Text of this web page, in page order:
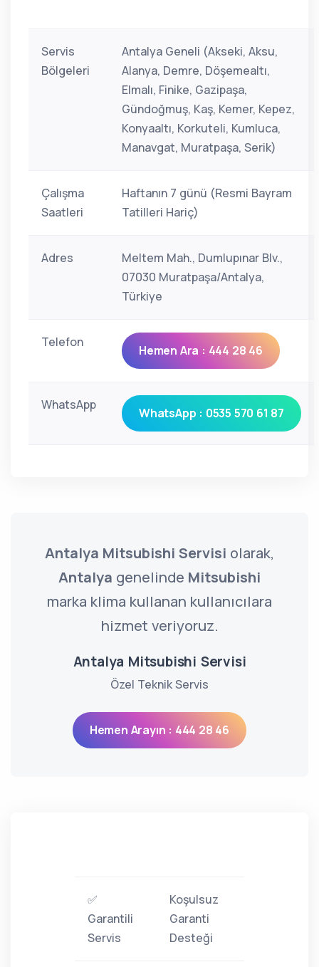
Servis
Bölgeleri
Antalya Geneli (Akseki, Aksu,
Alanya, Demre, Döşemealtı,
Elmalı, Finike, Gazipaşa,
Gündoğmuş, Kaş, Kemer, Kepez,
Konyaaltı, Korkuteli, Kumluca,
Manavgat, Muratpaşa, Serik)
Çalışma
Saatleri
Haftanın 7 günü (Resmi Bayram
Tatilleri Hariç)
Adres
Meltem Mah., Dumlupınar Blv.,
07030 Muratpaşa/Antalya,
Türkiye
Telefon
Hemen Ara : 444 28 46
WhatsApp
WhatsApp : 0535 570 61 87
Antalya Mitsubishi Servisi olarak,
Antalya genelinde Mitsubishi
marka klima kullanan kullanıcılara
hizmet veriyoruz.
Antalya Mitsubishi Servisi
Özel Teknik Servis
Hemen Arayın : 444 28 46
✅
Garantili
Servis
Koşulsuz
Garanti
Desteği